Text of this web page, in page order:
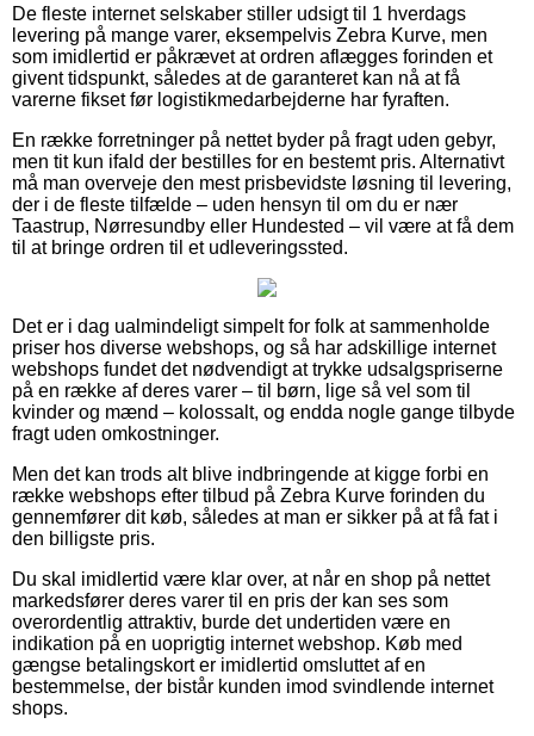
De fleste internet selskaber stiller udsigt til 1 hverdags
levering på mange varer, eksempelvis Zebra Kurve, men
som imidlertid er påkrævet at ordren aflægges forinden et
givent tidspunkt, således at de garanteret kan nå at få
varerne fikset før logistikmedarbejderne har fyraften.
En række forretninger på nettet byder på fragt uden gebyr,
men tit kun ifald der bestilles for en bestemt pris. Alternativt
må man overveje den mest prisbevidste løsning til levering,
der i de fleste tilfælde – uden hensyn til om du er nær
Taastrup, Nørresundby eller Hundested – vil være at få dem
til at bringe ordren til et udleveringssted.
Det er i dag ualmindeligt simpelt for folk at sammenholde
priser hos diverse webshops, og så har adskillige internet
webshops fundet det nødvendigt at trykke udsalgspriserne
på en række af deres varer – til børn, lige så vel som til
kvinder og mænd – kolossalt, og endda nogle gange tilbyde
fragt uden omkostninger.
Men det kan trods alt blive indbringende at kigge forbi en
række webshops efter tilbud på Zebra Kurve forinden du
gennemfører dit køb, således at man er sikker på at få fat i
den billigste pris.
Du skal imidlertid være klar over, at når en shop på nettet
markedsfører deres varer til en pris der kan ses som
overordentlig attraktiv, burde det undertiden være en
indikation på en uoprigtig internet webshop. Køb med
gængse betalingskort er imidlertid omsluttet af en
bestemmelse, der bistår kunden imod svindlende internet
shops.